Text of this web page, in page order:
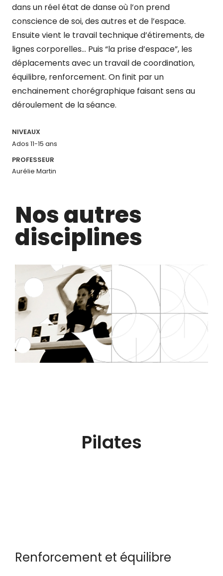
dans un réel état de danse où l’on prend
conscience de soi, des autres et de l’espace.
Ensuite vient le travail technique d’étirements, de
lignes corporelles… Puis “la prise d’espace”, les
déplacements avec un travail de coordination,
équilibre, renforcement. On finit par un
enchainement chorégraphique faisant sens au
déroulement de la séance.
NIVEAUX
Ados 11-15 ans
PROFESSEUR
Aurélie Martin
Nos autres
disciplines
Pilates
Renforcement et équilibre